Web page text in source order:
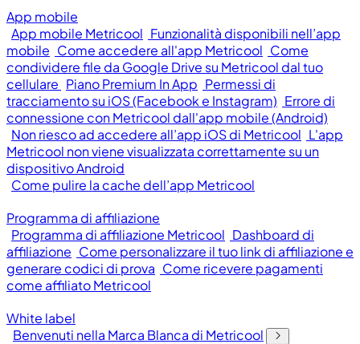
App mobile
App mobile Metricool Funzionalità disponibili nell’app
mobile Come accedere all'app Metricool Come
condividere file da Google Drive su Metricool dal tuo
cellulare Piano Premium In App Permessi di
tracciamento su iOS (Facebook e Instagram) Errore di
connessione con Metricool dall'app mobile (Android)
Non riesco ad accedere all’app iOS di Metricool L'app
Metricool non viene visualizzata correttamente su un
dispositivo Android
Come pulire la cache dell’app Metricool
Programma di affiliazione
Programma di affiliazione Metricool Dashboard di
affiliazione Come personalizzare il tuo link di affiliazione e
generare codici di prova Come ricevere pagamenti
come affiliato Metricool
White label
Benvenuti nella Marca Blanca di Metricool